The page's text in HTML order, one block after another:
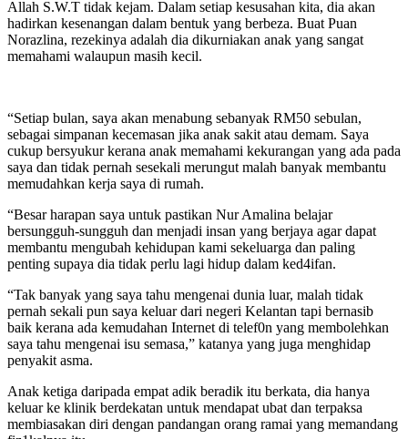
Allah S.W.T tidak kejam. Dalam setiap kesusahan kita, dia akan
hadirkan kesenangan dalam bentuk yang berbeza. Buat Puan
Norazlina, rezekinya adalah dia dikurniakan anak yang sangat
memahami walaupun masih kecil.
“Setiap bulan, saya akan menabung sebanyak RM50 sebulan,
sebagai simpanan kecemasan jika anak sakit atau demam. Saya
cukup bersyukur kerana anak memahami kekurangan yang ada pada
saya dan tidak pernah sesekali merungut malah banyak membantu
memudahkan kerja saya di rumah.
“Besar harapan saya untuk pastikan Nur Amalina belajar
bersungguh-sungguh dan menjadi insan yang berjaya agar dapat
membantu mengubah kehidupan kami sekeluarga dan paling
penting supaya dia tidak perlu lagi hidup dalam ked4ifan.
“Tak banyak yang saya tahu mengenai dunia luar, malah tidak
pernah sekali pun saya keluar dari negeri Kelantan tapi bernasib
baik kerana ada kemudahan Internet di telef0n yang membolehkan
saya tahu mengenai isu semasa,” katanya yang juga menghidap
penyakit asma.
Anak ketiga daripada empat adik beradik itu berkata, dia hanya
keluar ke klinik berdekatan untuk mendapat ubat dan terpaksa
membiasakan diri dengan pandangan orang ramai yang memandang